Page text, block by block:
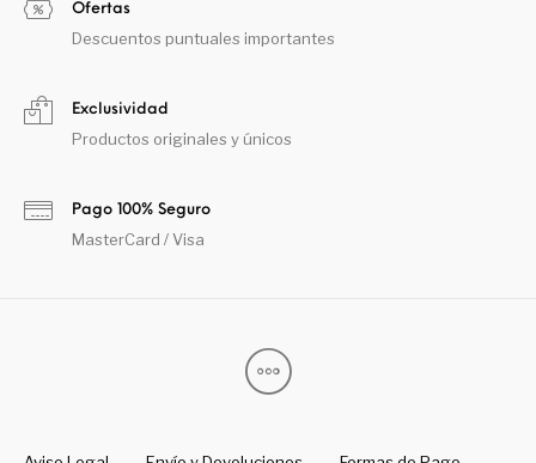
Ofertas
Descuentos puntuales importantes
Exclusividad
Productos originales y únicos
Pago 100% Seguro
MasterCard / Visa